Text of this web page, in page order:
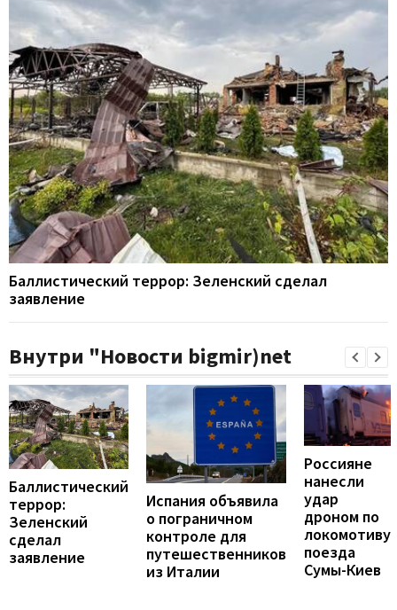
Баллистический террор: Зеленский сделал
заявление
Внутри "Новости bigmir)net
Баллистический
террор:
Зеленский
сделал
заявление
Испания объявила
о пограничном
контроле для
путешественников
из Италии
Россияне
нанесли
удар
дроном по
локомотиву
поезда
Сумы-Киев